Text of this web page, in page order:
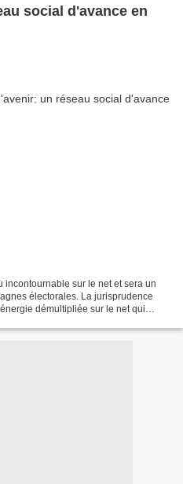
social d'avance en
sur le net et sera un
électorales. La jurisprudence
démultipliée sur le net qui